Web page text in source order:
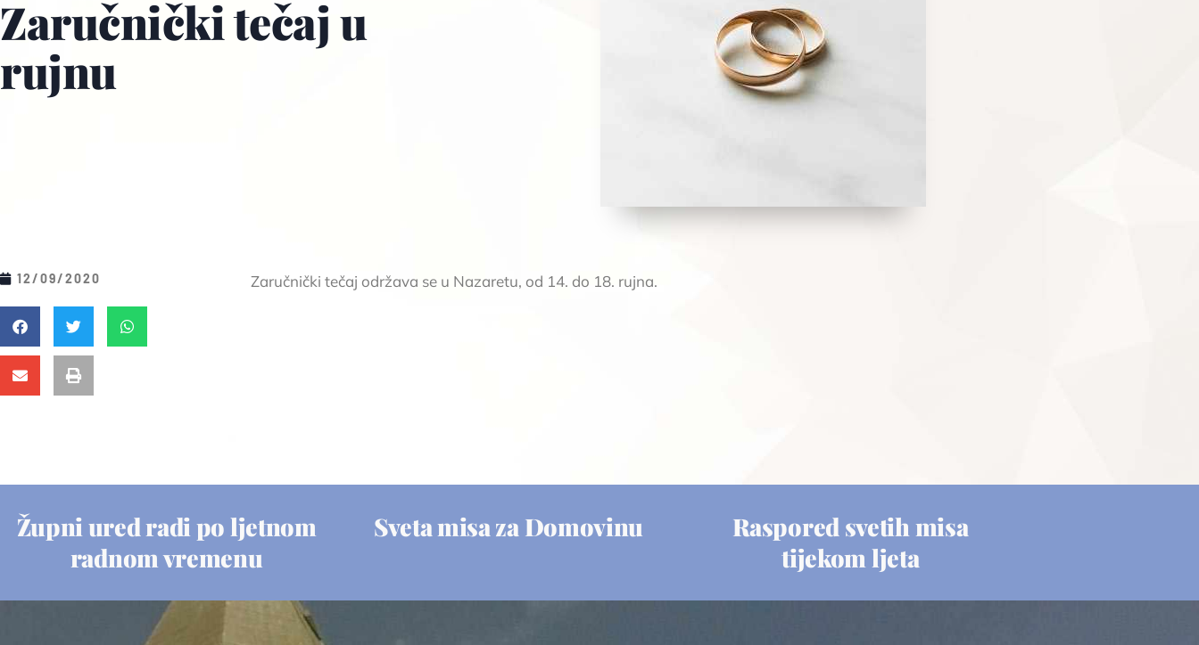
Zaručnički tečaj u
rujnu
12/09/2020 Zaručnički tečaj održava se u Nazaretu, od 14. do 18. rujna.
Župni ured radi po ljetnom
radnom vremenu
Sveta misa za Domovinu
Raspored svetih misa
tijekom ljeta